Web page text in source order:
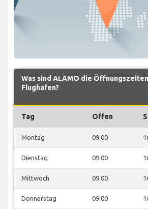
Was sind ALAMO die
Flughafen?
Tag Offen
Montag 09:00
Dienstag 09:00
Mittwoch 09:00
Donnerstag 09:00